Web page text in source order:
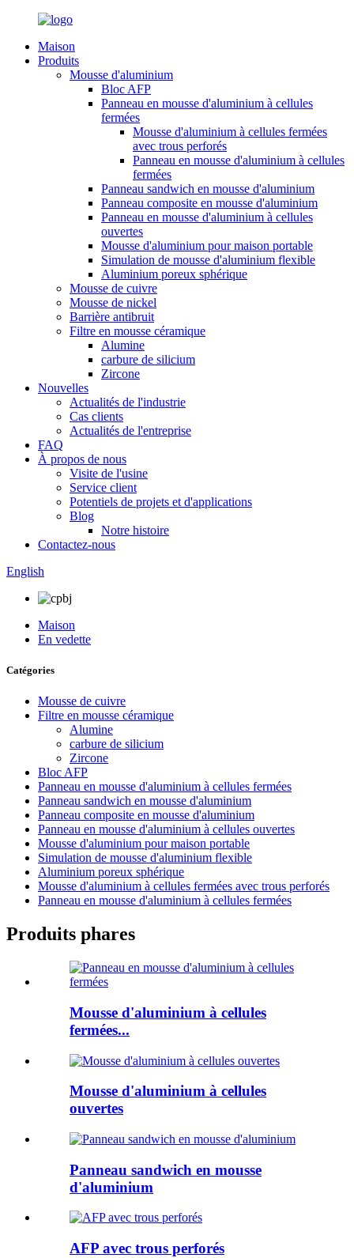
Maison
Produits
Mousse d'aluminium
Bloc AFP
Panneau en mousse d'aluminium à cellules
fermées
Mousse d'aluminium à cellules fermées
avec trous perforés
Panneau en mousse d'aluminium à cellules
fermées
Panneau sandwich en mousse d'aluminium
Panneau composite en mousse d'aluminium
Panneau en mousse d'aluminium à cellules
ouvertes
Mousse d'aluminium pour maison portable
Simulation de mousse d'aluminium flexible
Aluminium poreux sphérique
Mousse de cuivre
Mousse de nickel
Barrière antibruit
Filtre en mousse céramique
Alumine
carbure de silicium
Zircone
Nouvelles
Actualités de l'industrie
Cas clients
Actualités de l'entreprise
FAQ
À propos de nous
Visite de l'usine
Service client
Potentiels de projets et d'applications
Blog
Notre histoire
Contactez-nous
English
Maison
En vedette
Catégories
Mousse de cuivre
Filtre en mousse céramique
Alumine
carbure de silicium
Zircone
Bloc AFP
Panneau en mousse d'aluminium à cellules fermées
Panneau sandwich en mousse d'aluminium
Panneau composite en mousse d'aluminium
Panneau en mousse d'aluminium à cellules ouvertes
Mousse d'aluminium pour maison portable
Simulation de mousse d'aluminium flexible
Aluminium poreux sphérique
Mousse d'aluminium à cellules fermées avec trous perforés
Panneau en mousse d'aluminium à cellules fermées
Produits phares
Mousse d'aluminium à cellules
fermées...
Mousse d'aluminium à cellules
ouvertes
Panneau sandwich en mousse
d'aluminium
AFP avec trous perforés